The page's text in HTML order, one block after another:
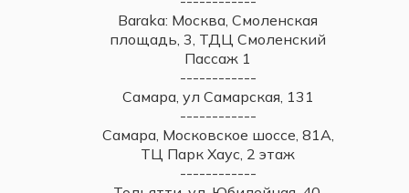
Baraka: Москва, Смоленская
площадь, 3, ТДЦ Смоленский
Пассаж 1
------------
Самара, ул Самарская, 131
------------
Самара, Московское шоссе, 81А,
ТЦ Парк Хаус, 2 этаж
------------